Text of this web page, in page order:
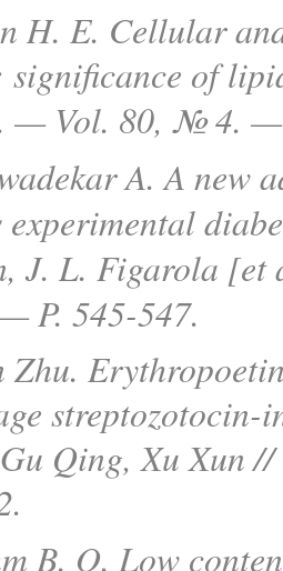
H. E. Cellular
of
— Vol. 80, № 4.
A. A new
experimental
J. L. Figarola
P. 545-547.
Zhu.
Qing, Xu Xun
B. O. Low